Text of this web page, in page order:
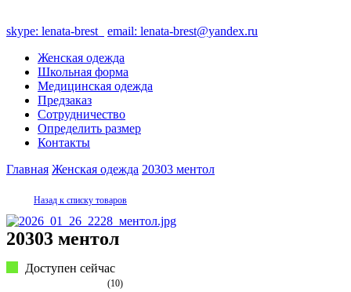
skype: lenata-brest
email: lenata-brest@yandex.ru
Женская одежда
Школьная форма
Медицинская одежда
Предзаказ
Сотрудничество
Определить размер
Контакты
Главная Женская одежда 20303 ментол
Назад к списку товаров
20303 ментол
Доступен сейчас
(10)